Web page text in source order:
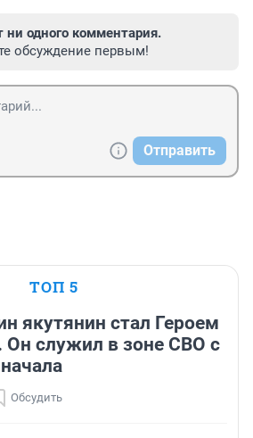
ни одного комментария.
обсуждение первым!
Отправить
ТОП 5
якутянин стал Героем
Он служил в зоне СВО с
Обсудить